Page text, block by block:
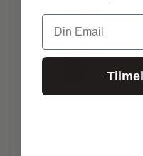
Din Email